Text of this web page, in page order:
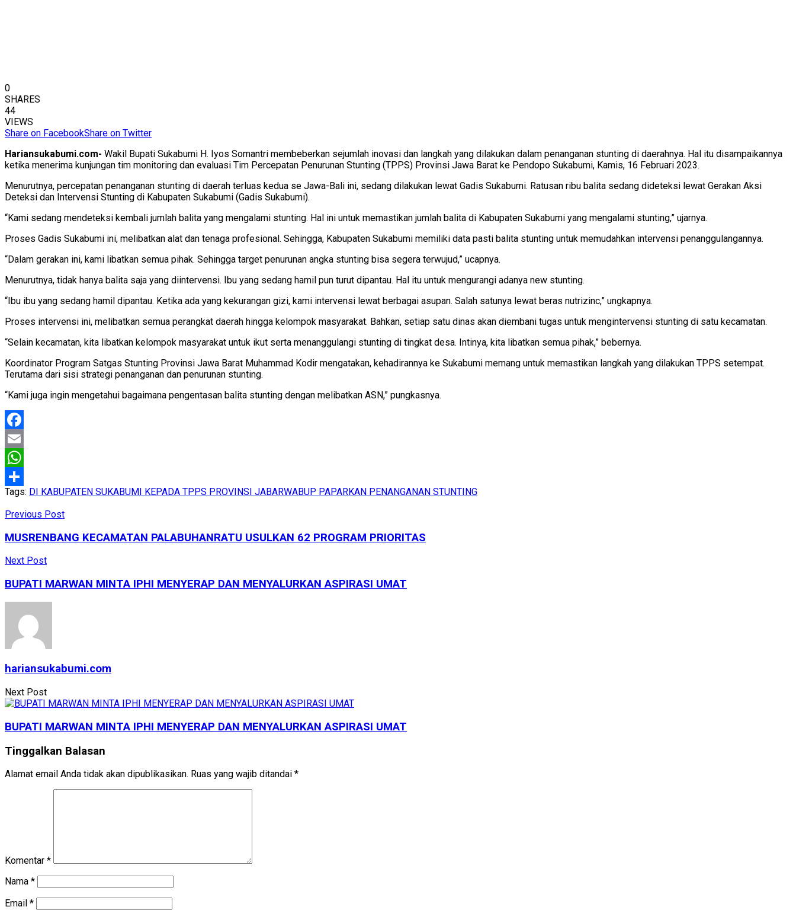
0
SHARES
44
VIEWS
Share on FacebookShare on Twitter
Hariansukabumi.com- Wakil Bupati Sukabumi H. Iyos Somantri membeberkan sejumlah inovasi dan langkah yang dilakukan dalam penanganan stunting di daerahnya. Hal itu disampaikannya
ketika menerima kunjungan tim monitoring dan evaluasi Tim Percepatan Penurunan Stunting (TPPS) Provinsi Jawa Barat ke Pendopo Sukabumi, Kamis, 16 Februari 2023.
Menurutnya, percepatan penanganan stunting di daerah terluas kedua se Jawa-Bali ini, sedang dilakukan lewat Gadis Sukabumi. Ratusan ribu balita sedang dideteksi lewat Gerakan Aksi
Deteksi dan Intervensi Stunting di Kabupaten Sukabumi (Gadis Sukabumi).
“Kami sedang mendeteksi kembali jumlah balita yang mengalami stunting. Hal ini untuk memastikan jumlah balita di Kabupaten Sukabumi yang mengalami stunting,” ujarnya.
Proses Gadis Sukabumi ini, melibatkan alat dan tenaga profesional. Sehingga, Kabupaten Sukabumi memiliki data pasti balita stunting untuk memudahkan intervensi penanggulangannya.
“Dalam gerakan ini, kami libatkan semua pihak. Sehingga target penurunan angka stunting bisa segera terwujud,” ucapnya.
Menurutnya, tidak hanya balita saja yang diintervensi. Ibu yang sedang hamil pun turut dipantau. Hal itu untuk mengurangi adanya new stunting.
“Ibu ibu yang sedang hamil dipantau. Ketika ada yang kekurangan gizi, kami intervensi lewat berbagai asupan. Salah satunya lewat beras nutrizinc,” ungkapnya.
Proses intervensi ini, melibatkan semua perangkat daerah hingga kelompok masyarakat. Bahkan, setiap satu dinas akan diembani tugas untuk mengintervensi stunting di satu kecamatan.
“Selain kecamatan, kita libatkan kelompok masyarakat untuk ikut serta menanggulangi stunting di tingkat desa. Intinya, kita libatkan semua pihak,” bebernya.
Koordinator Program Satgas Stunting Provinsi Jawa Barat Muhammad Kodir mengatakan, kehadirannya ke Sukabumi memang untuk memastikan langkah yang dilakukan TPPS setempat.
Terutama dari sisi strategi penanganan dan penurunan stunting.
“Kami juga ingin mengetahui bagaimana pengentasan balita stunting dengan melibatkan ASN,” pungkasnya.
Facebook
Email
WhatsApp
Share
Tags: DI KABUPATEN SUKABUMI KEPADA TPPS PROVINSI JABARWABUP PAPARKAN PENANGANAN STUNTING
Previous Post
MUSRENBANG KECAMATAN PALABUHANRATU USULKAN 62 PROGRAM PRIORITAS
Next Post
BUPATI MARWAN MINTA IPHI MENYERAP DAN MENYALURKAN ASPIRASI UMAT
hariansukabumi.com
Next Post
BUPATI MARWAN MINTA IPHI MENYERAP DAN MENYALURKAN ASPIRASI UMAT
Tinggalkan Balasan
Alamat email Anda tidak akan dipublikasikan. Ruas yang wajib ditandai *
Komentar *
Nama *
Email *